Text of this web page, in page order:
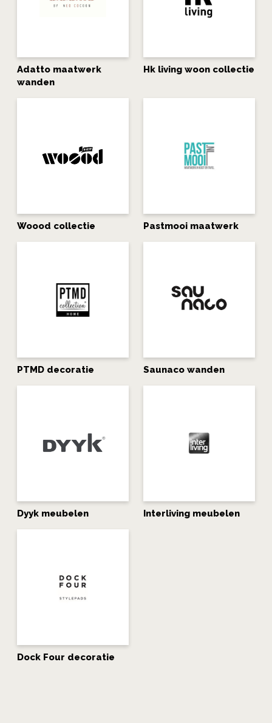
Adatto maatwerk
wanden
Hk living woon collectie
Woood collectie Pastmooi maatwerk
PTMD decoratie Saunaco wanden
Dyyk meubelen Interliving meubelen
Dock Four decoratie